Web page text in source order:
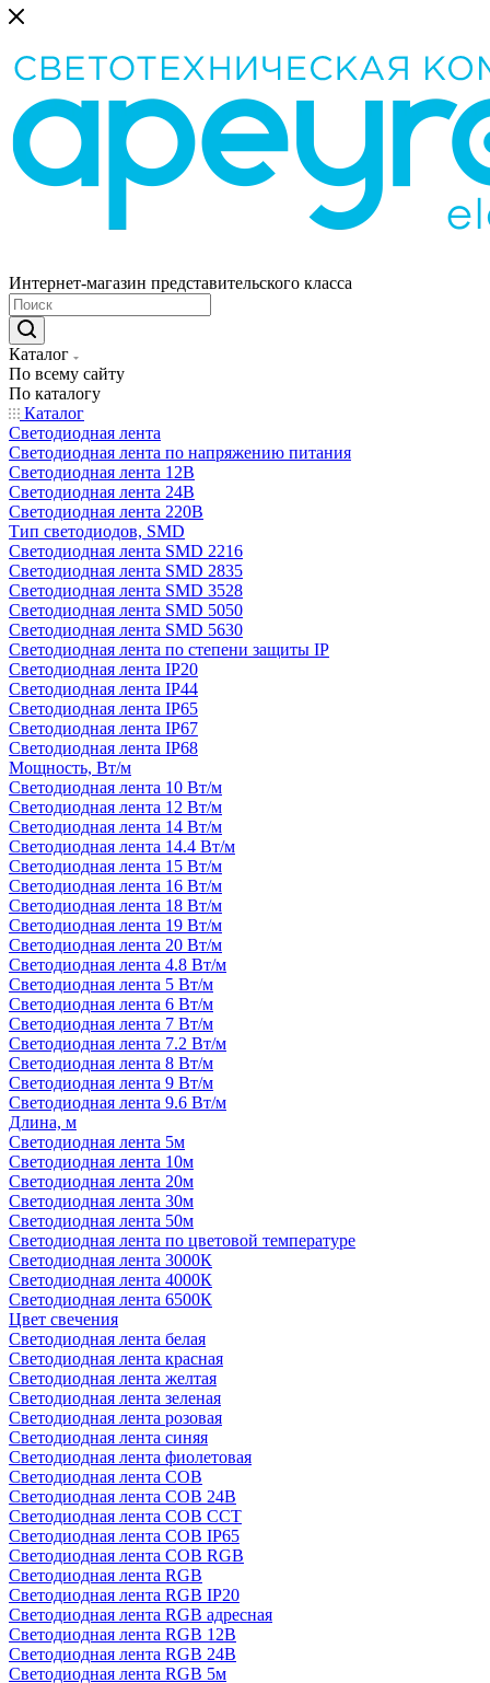
Интернет-магазин представительского класса
Каталог
По всему сайту
По каталогу
Каталог
Светодиодная лента
Светодиодная лента по напряжению питания
Светодиодная лента 12В
Светодиодная лента 24В
Светодиодная лента 220В
Тип светодиодов, SMD
Cветодиодная лента SMD 2216
Светодиодная лента SMD 2835
Светодиодная лента SMD 3528
Светодиодная лента SMD 5050
Светодиодная лента SMD 5630
Светодиодная лента по степени защиты IP
Светодиодная лента IP20
Светодиодная лента IP44
Светодиодная лента IP65
Светодиодная лента IP67
Светодиодная лента IP68
Мощность, Вт/м
Светодиодная лента 10 Вт/м
Светодиодная лента 12 Вт/м
Светодиодная лента 14 Вт/м
Светодиодная лента 14.4 Вт/м
Светодиодная лента 15 Вт/м
Светодиодная лента 16 Вт/м
Светодиодная лента 18 Вт/м
Светодиодная лента 19 Вт/м
Светодиодная лента 20 Вт/м
Светодиодная лента 4.8 Вт/м
Светодиодная лента 5 Вт/м
Светодиодная лента 6 Вт/м
Светодиодная лента 7 Вт/м
Светодиодная лента 7.2 Вт/м
Светодиодная лента 8 Вт/м
Светодиодная лента 9 Вт/м
Светодиодная лента 9.6 Вт/м
Длина, м
Светодиодная лента 5м
Светодиодная лента 10м
Светодиодная лента 20м
Светодиодная лента 30м
Светодиодная лента 50м
Светодиодная лента по цветовой температуре
Светодиодная лента 3000К
Светодиодная лента 4000К
Светодиодная лента 6500К
Цвет свечения
Светодиодная лента белая
Светодиодная лента красная
Светодиодная лента желтая
Светодиодная лента зеленая
Светодиодная лента розовая
Светодиодная лента синяя
Светодиодная лента фиолетовая
Светодиодная лента COB
Светодиодная лента COB 24В
Светодиодная лента COB CCT
Светодиодная лента COB IP65
Светодиодная лента COB RGB
Светодиодная лента RGB
Светодиодная лента RGB IP20
Светодиодная лента RGB адресная
Светодиодная лента RGB 12В
Светодиодная лента RGB 24В
Светодиодная лента RGB 5м